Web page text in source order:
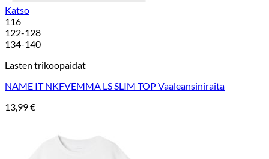
Katso
116
122-128
134-140
Lasten trikoopaidat
NAME IT NKFVEMMA LS SLIM TOP Vaaleansiniraita
13,99€